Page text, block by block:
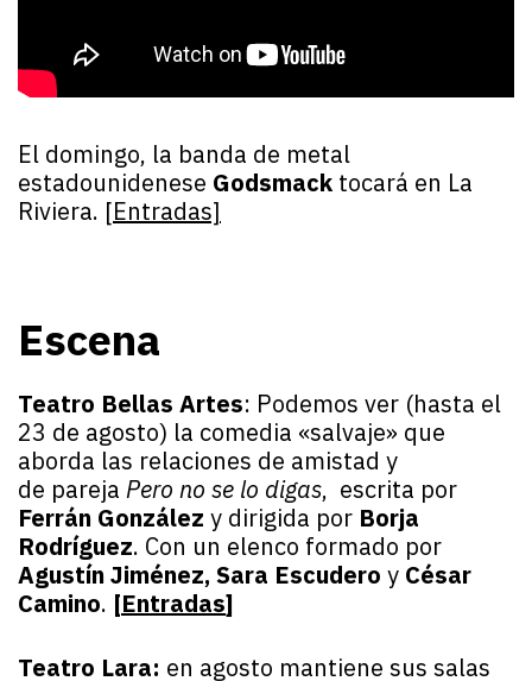
El domingo, la banda de metal
estadounidenese Godsmack tocará en La
Riviera. [Entradas]
Escena
Teatro Bellas Artes: Podemos ver (hasta el
23 de agosto) la comedia «salvaje» que
aborda las relaciones de amistad y
de pareja Pero no se lo digas, escrita por
Ferrán González y dirigida por Borja
Rodríguez. Con un elenco formado por
Agustín Jiménez, Sara Escudero y César
Camino. [Entradas]
Teatro Lara: en agosto mantiene sus salas